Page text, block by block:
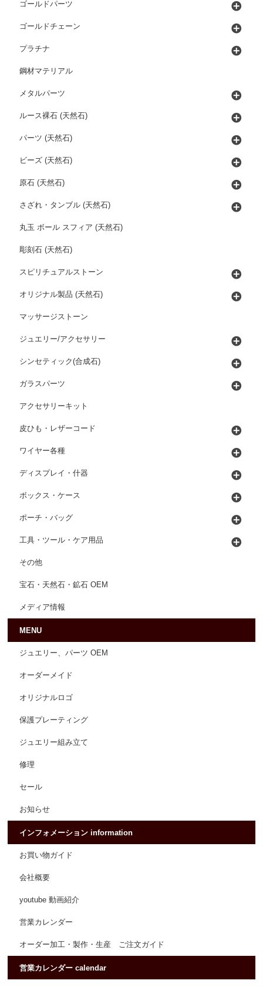
ゴールドパーツ
ゴールドチェーン
プラチナ
鋼材マテリアル
メタルパーツ
ルース裸石 (天然石)
パーツ (天然石)
ビーズ (天然石)
原石 (天然石)
さざれ・タンブル (天然石)
丸玉 ボール スフィア (天然石)
彫刻石 (天然石)
スピリチュアルストーン
オリジナル製品 (天然石)
マッサージストーン
ジュエリー/アクセサリー
シンセティック(合成石)
ガラスパーツ
アクセサリーキット
皮ひも・レザーコード
ワイヤー各種
ディスプレイ・什器
ボックス・ケース
ポーチ・バッグ
工具・ツール・ケア用品
その他
宝石・天然石・鉱石 OEM
メディア情報
MENU
ジュエリー、パーツ OEM
オーダーメイド
オリジナルロゴ
保護プレーティング
ジュエリー組み立て
修理
セール
お知らせ
インフォメーション information
お買い物ガイド
会社概要
youtube 動画紹介
営業カレンダー
オーダー加工・製作・生産 ご注文ガイド
営業カレンダー calendar